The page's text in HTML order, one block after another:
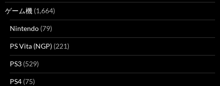
ゲーム機 (1,664)
Nintendo (79)
PS Vita (NGP) (221)
PS3 (529)
PS4 (75)